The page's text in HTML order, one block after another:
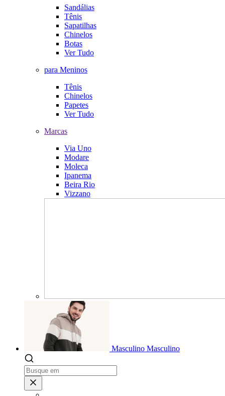
Sandálias
Tênis
Sapatilhas
Chinelos
Botas
Ver Tudo
para Meninos
Tênis
Chinelos
Papetes
Ver Tudo
Marcas
Via Uno
Modare
Moleca
Ipanema
Beira Rio
Vizzano
Masculino Masculino